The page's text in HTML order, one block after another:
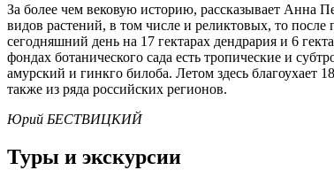
За более чем вековую историю, рассказывает Анна
видов растений, в том числе и реликтовых, то
сегодняшний день на 17 гектарах дендрария и 6
фондах ботанического сада есть тропические и
амурский и гинкго билоба. Летом здесь
также из ряда российских регионов.
Юрий БЕСТВИЦКИЙ
Туры и экскурсии